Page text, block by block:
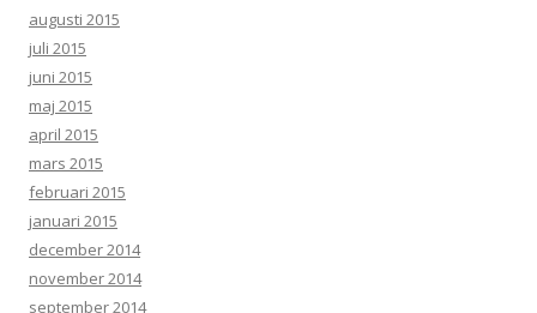
augusti 2015
juli 2015
juni 2015
maj 2015
april 2015
mars 2015
februari 2015
januari 2015
december 2014
november 2014
september 2014